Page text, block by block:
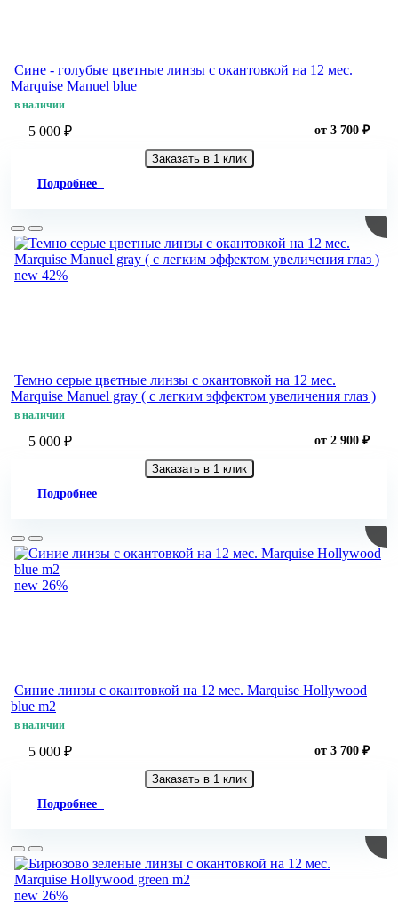
Сине - голубые цветные линзы c окантовкой на 12 мес.
Marquise Manuel blue
в наличии
5 000 ₽ от 3 700 ₽
Заказать в 1 клик
Подробнее
new 42%
Темно серые цветные линзы c окантовкой на 12 мес.
Marquise Manuel gray ( с легким эффектом увеличения глаз )
в наличии
5 000 ₽ от 2 900 ₽
Заказать в 1 клик
Подробнее
new 26%
Синие линзы c окантовкой на 12 мес. Marquise Hollywood
blue m2
в наличии
5 000 ₽ от 3 700 ₽
Заказать в 1 клик
Подробнее
new 26%